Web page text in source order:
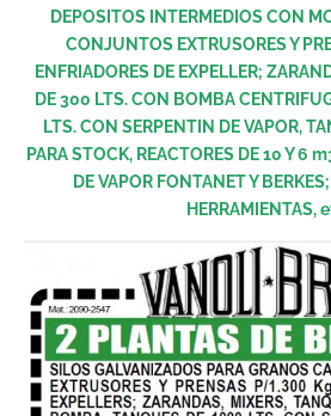
DEPOSITOS INTERMEDIOS CON
CONJUNTOS EXTRUSORES Y
ENFRIADORES DE EXPELLER;
DE 300 LTS. CON BOMBA
LTS. CON SERPENTIN DE VAPOR,
PARA STOCK, REACTORES DE 10 Y 6
DE VAPOR FONTANET Y
HERRAMIENTAS,